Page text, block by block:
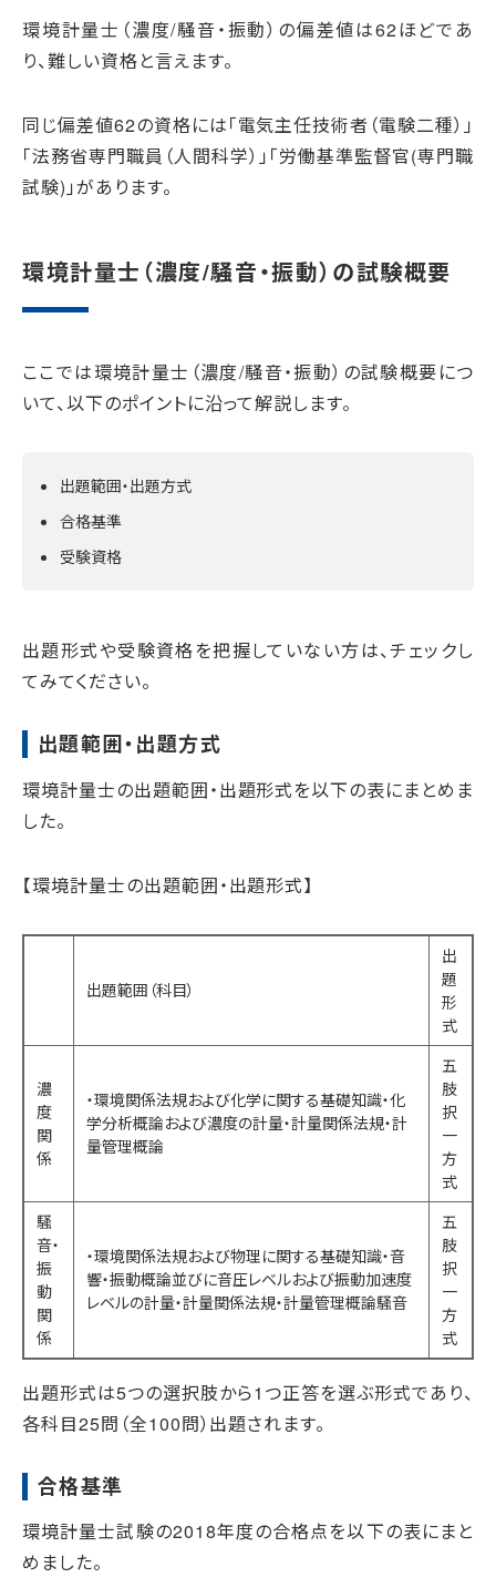
環境計量士（濃度/騒音・振動）の偏差値は62ほどであ
り、難しい資格と言えます。
同じ偏差値62の資格には「電気主任技術者（電験二種）」
「法務省専門職員（人間科学）」「労働基準監督官(専門職
試験)」があります。
環境計量士（濃度/騒音・振動）の試験概要
ここでは環境計量士（濃度/騒音・振動）の試験概要につ
いて、以下のポイントに沿って解説します。
出題範囲・出題方式
合格基準
受験資格
出題形式や受験資格を把握していない方は、チェックし
てみてください。
出題範囲・出題方式
環境計量士の出題範囲・出題形式を以下の表にまとめま
した。
【環境計量士の出題範囲・出題形式】
出題範囲（科目）
出
題
形
式
濃
度
関
係
・環境関係法規および化学に関する基礎知識・化
学分析概論および濃度の計量・計量関係法規・計
量管理概論
五
肢
択
一
方
式
騒
音・
振
動
関
係
・環境関係法規および物理に関する基礎知識・音
響・振動概論並びに音圧レベルおよび振動加速度
レベルの計量・計量関係法規・計量管理概論騒音
五
肢
択
一
方
式
出題形式は5つの選択肢から1つ正答を選ぶ形式であり、
各科目25問（全100問）出題されます。
合格基準
環境計量士試験の2018年度の合格点を以下の表にまと
めました。